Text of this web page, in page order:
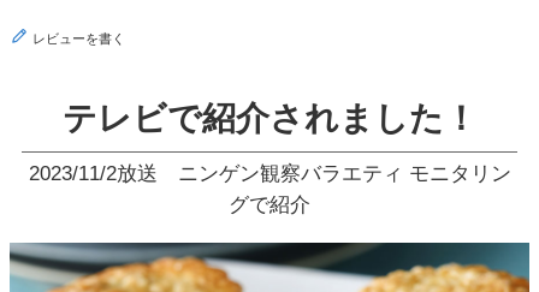
テレビで紹介されました！
2023/11/2放送 ニンゲン観察バラエティ モニタリン
グで紹介
レビューを書く